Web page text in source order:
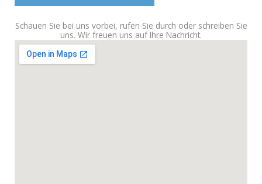
Schauen Sie bei uns vorbei, rufen Sie durch oder schreiben Sie
uns. Wir freuen uns auf Ihre Nachricht.